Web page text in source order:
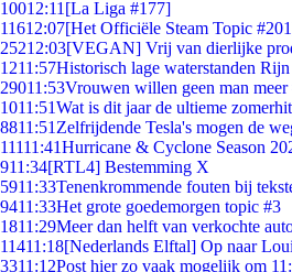
10012:11 [La Liga #177]
11612:07[Het Officiële Steam Topic
25212:03[VEGAN] Vrij van dierlijke
1211:57Historisch lage waterstanden
29011:53Vrouwen willen geen man meer
1011:51Wat is dit jaar de ultieme
8811:51 Zelfrijdende Tesla's mogen de
11111:41Hurricane & Cyclone Season
911:34[RTL4] Bestemming X
5911:33Tenenkrommende fouten bij
9411:33Het grote goedemorgen topic #3
1811:29Meer dan helft van verkochte
11411:18[Nederlands Elftal] Op naar
3311:12Post hier zo vaak mogelijk om